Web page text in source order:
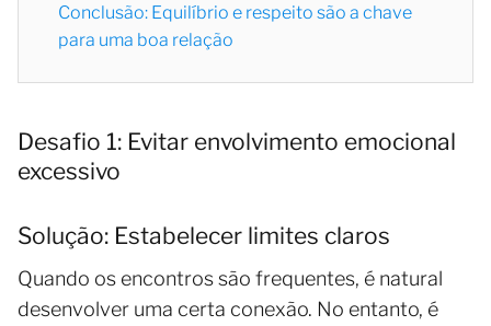
Conclusão: Equilíbrio e respeito são a chave
para uma boa relação
Desafio 1: Evitar envolvimento emocional
excessivo
Solução: Estabelecer limites claros
Quando os encontros são frequentes, é natural
desenvolver uma certa conexão. No entanto, é